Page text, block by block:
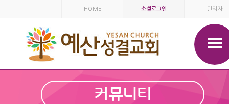
HOME 소셜로그인 관리자
커뮤니티